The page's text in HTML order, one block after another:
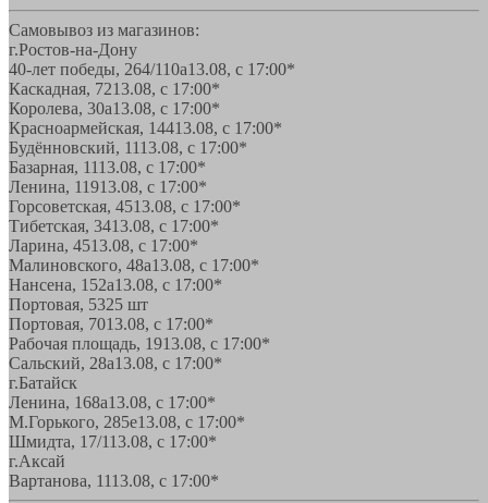
Самовывоз из магазинов:
г.Ростов-на-Дону
40-лет победы, 264/110а13.08, с 17:00*
Каскадная, 7213.08, с 17:00*
Королева, 30а13.08, с 17:00*
Красноармейская, 14413.08, с 17:00*
Будённовский, 1113.08, с 17:00*
Базарная, 1113.08, с 17:00*
Ленина, 11913.08, с 17:00*
Горсоветская, 4513.08, с 17:00*
Тибетская, 3413.08, с 17:00*
Ларина, 4513.08, с 17:00*
Малиновского, 48а13.08, с 17:00*
Нансена, 152а13.08, с 17:00*
Портовая, 5325 шт
Портовая, 7013.08, с 17:00*
Рабочая площадь, 1913.08, с 17:00*
Сальский, 28a13.08, с 17:00*
г.Батайск
Ленина, 168а13.08, с 17:00*
М.Горького, 285е13.08, с 17:00*
Шмидта, 17/113.08, с 17:00*
г.Аксай
Вартанова, 1113.08, с 17:00*